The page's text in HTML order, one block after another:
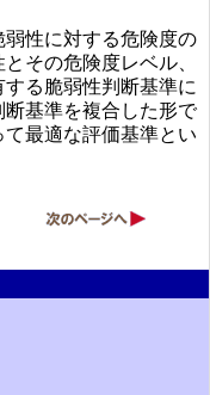
性に対する危険度の
その危険度レベル、
る脆弱性判断基準に
基準を複合した形で
最適な評価基準とい